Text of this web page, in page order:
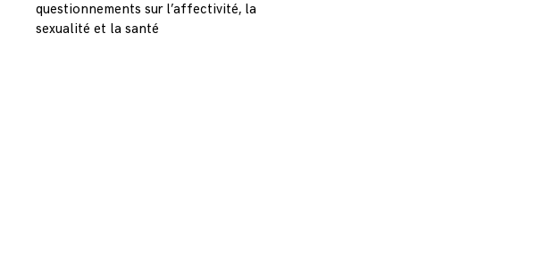
questionnements sur l’affectivité, la
sexualité et la santé